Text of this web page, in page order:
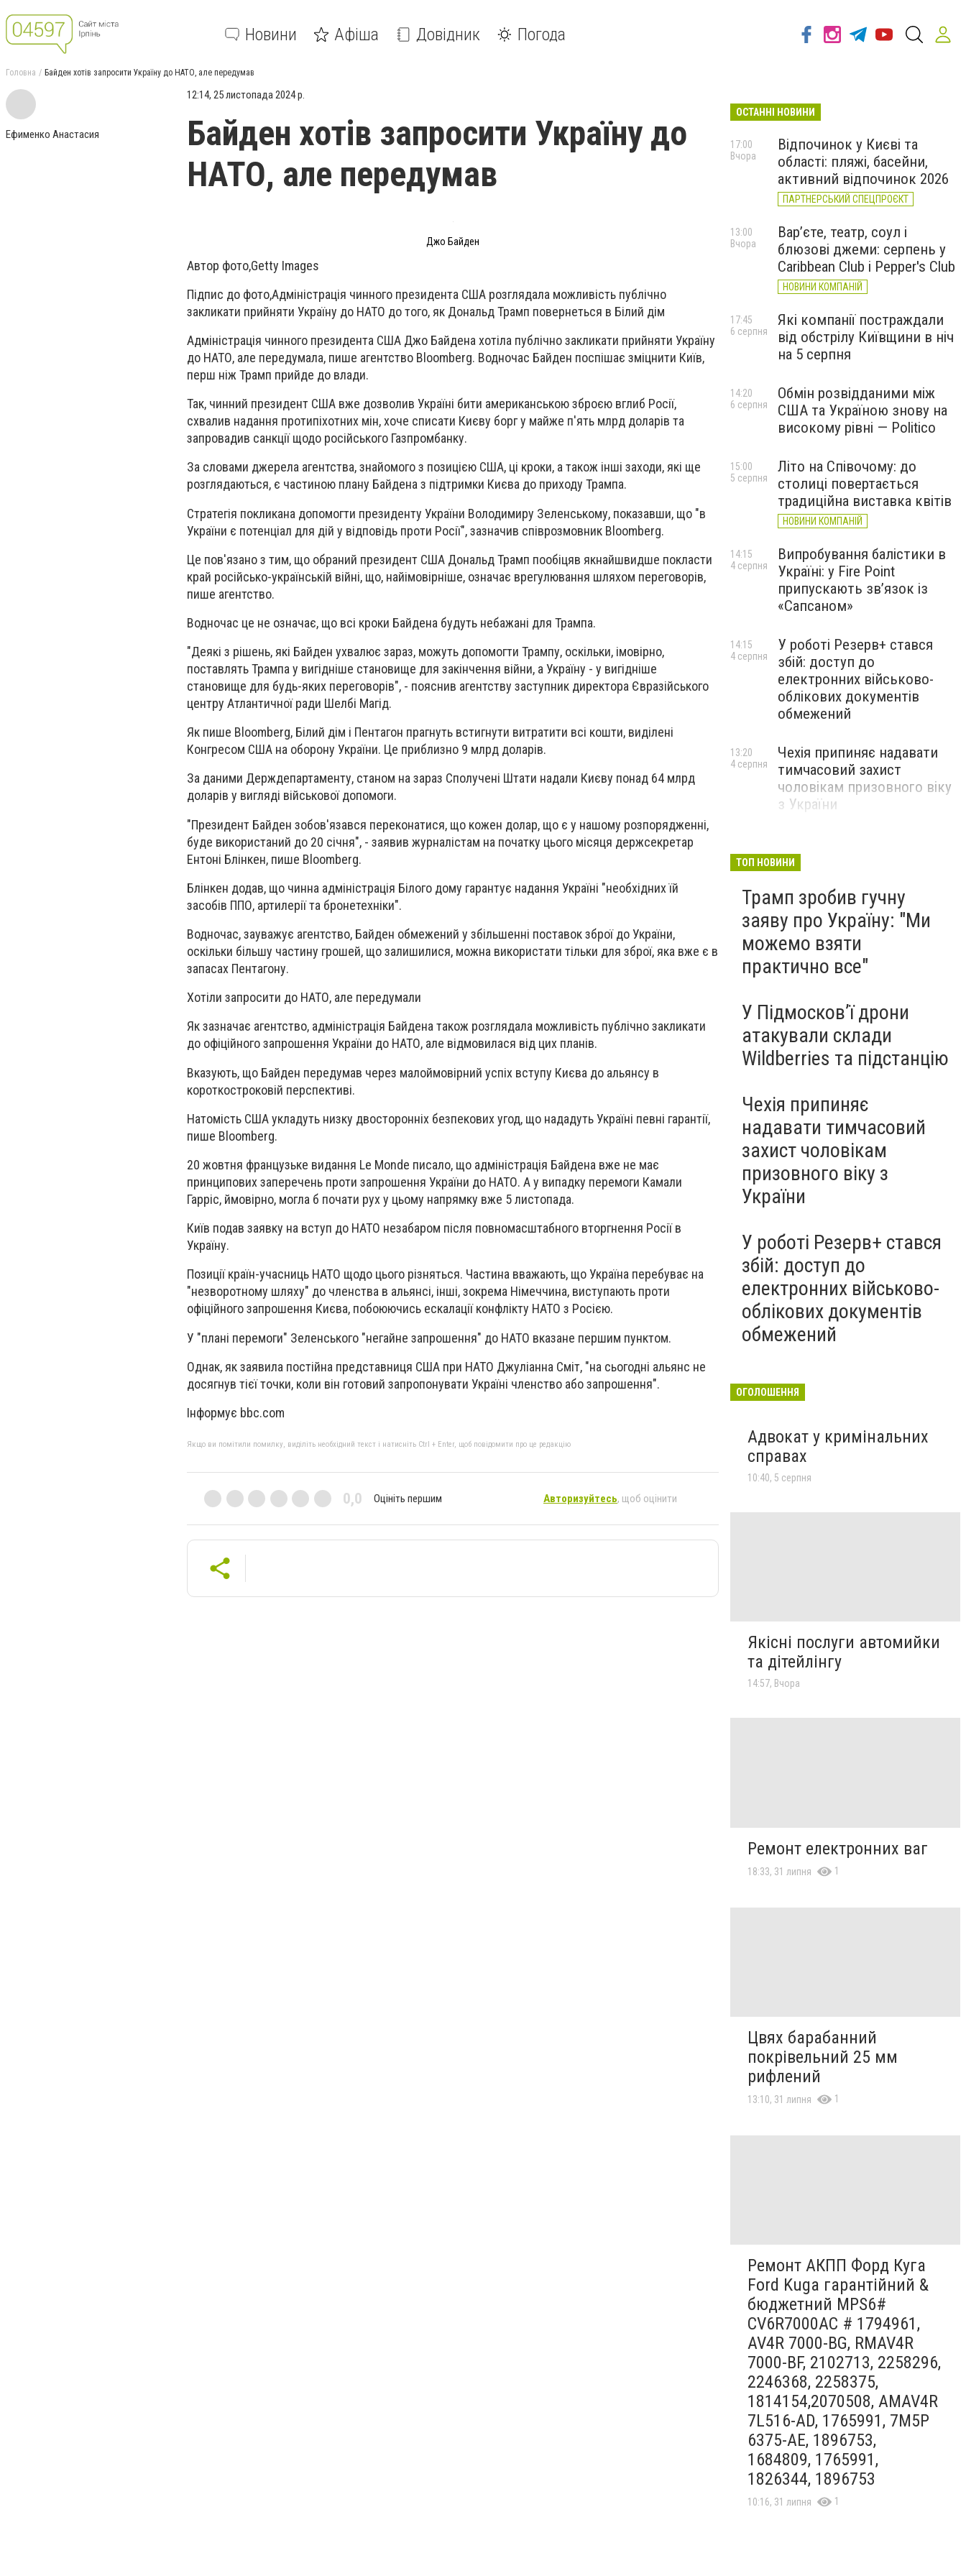
Новини Афіша Довідник Погода
Головна Байден хотів запросити Україну до НАТО, але передумав
Ефименко Анастасия
12:14, 25 листопада 2024 р.
Байден хотів запросити Україну до
НАТО, але передумав
Джо Байден
Автор фото,Getty Images
Підпис до фото,Адміністрація чинного президента США розглядала можливість публічно
закликати прийняти Україну до НАТО до того, як Дональд Трамп повернеться в Білий дім
Адміністрація чинного президента США Джо Байдена хотіла публічно закликати прийняти Україну
до НАТО, але передумала, пише агентство Bloomberg. Водночас Байден поспішає зміцнити Київ,
перш ніж Трамп прийде до влади.
Так, чинний президент США вже дозволив Україні бити американською зброєю вглиб Росії,
схвалив надання протипіхотних мін, хоче списати Києву борг у майже п'ять млрд доларів та
запровадив санкції щодо російського Газпромбанку.
За словами джерела агентства, знайомого з позицією США, ці кроки, а також інші заходи, які ще
розглядаються, є частиною плану Байдена з підтримки Києва до приходу Трампа.
Стратегія покликана допомогти президенту України Володимиру Зеленському, показавши, що "в
України є потенціал для дій у відповідь проти Росії", зазначив співрозмовник Bloomberg.
Це пов'язано з тим, що обраний президент США Дональд Трамп пообіцяв якнайшвидше покласти
край російсько-українській війні, що, найімовірніше, означає врегулювання шляхом переговорів,
пише агентство.
Водночас це не означає, що всі кроки Байдена будуть небажані для Трампа.
"Деякі з рішень, які Байден ухвалює зараз, можуть допомогти Трампу, оскільки, імовірно,
поставлять Трампа у вигідніше становище для закінчення війни, а Україну - у вигідніше
становище для будь-яких переговорів", - пояснив агентству заступник директора Євразійського
центру Атлантичної ради Шелбі Магід.
Як пише Bloomberg, Білий дім і Пентагон прагнуть встигнути витратити всі кошти, виділені
Конгресом США на оборону України. Це приблизно 9 млрд доларів.
За даними Держдепартаменту, станом на зараз Сполучені Штати надали Києву понад 64 млрд
доларів у вигляді військової допомоги.
"Президент Байден зобов'язався переконатися, що кожен долар, що є у нашому розпорядженні,
буде використаний до 20 січня", - заявив журналістам на початку цього місяця держсекретар
Ентоні Блінкен, пише Bloomberg.
Блінкен додав, що чинна адміністрація Білого дому гарантує надання Україні "необхідних їй
засобів ППО, артилерії та бронетехніки".
Водночас, зауважує агентство, Байден обмежений у збільшенні поставок зброї до України,
оскільки більшу частину грошей, що залишилися, можна використати тільки для зброї, яка вже є в
запасах Пентагону.
Хотіли запросити до НАТО, але передумали
Як зазначає агентство, адміністрація Байдена також розглядала можливість публічно закликати
до офіційного запрошення України до НАТО, але відмовилася від цих планів.
Вказують, що Байден передумав через малоймовірний успіх вступу Києва до альянсу в
короткостроковій перспективі.
Натомість США укладуть низку двосторонніх безпекових угод, що нададуть Україні певні гарантії,
пише Bloomberg.
20 жовтня французьке видання Le Monde писало, що адміністрація Байдена вже не має
принципових заперечень проти запрошення України до НАТО. А у випадку перемоги Камали
Гарріс, ймовірно, могла б почати рух у цьому напрямку вже 5 листопада.
Київ подав заявку на вступ до НАТО незабаром після повномасштабного вторгнення Росії в
Україну.
Позиції країн-учасниць НАТО щодо цього різняться. Частина вважають, що Україна перебуває на
"незворотному шляху" до членства в альянсі, інші, зокрема Німеччина, виступають проти
офіційного запрошення Києва, побоюючись ескалації конфлікту НАТО з Росією.
У "плані перемоги" Зеленського "негайне запрошення" до НАТО вказане першим пунктом.
Однак, як заявила постійна представниця США при НАТО Джуліанна Сміт, "на сьогодні альянс не
досягнув тієї точки, коли він готовий запропонувати Україні членство або запрошення".
Інформує bbc.com
Якщо ви помітили помилку, виділіть необхідний текст і натисніть Ctrl + Enter, щоб повідомити про це редакцію
0,0 Оцініть першим Авторизуйтесь, щоб оцінити
ОСТАННІ НОВИНИ
Відпочинок у Києві та
області: пляжі, басейни,
активний відпочинок 2026
ПАРТНЕРСЬКИЙ СПЕЦПРОЄКТ
17:00
Вчора
Вар’єте, театр, соул і
блюзові джеми: серпень у
Caribbean Club і Pepper's Club
НОВИНИ КОМПАНІЙ
13:00
Вчора
Які компанії постраждали
від обстрілу Київщини в ніч
на 5 серпня
17:45
6 серпня
Обмін розвідданими між
США та Україною знову на
високому рівні — Politico
14:20
6 серпня
Літо на Співочому: до
столиці повертається
традиційна виставка квітів
НОВИНИ КОМПАНІЙ
15:00
5 серпня
Випробування балістики в
Україні: у Fire Point
припускають зв’язок із
«Сапсаном»
14:15
4 серпня
У роботі Резерв+ стався
збій: доступ до
електронних військово-
облікових документів
обмежений
14:15
4 серпня
Чехія припиняє надавати
тимчасовий захист
чоловікам призовного віку
з України
13:20
4 серпня
ТОП НОВИНИ
Трамп зробив гучну
заяву про Україну: "Ми
можемо взяти
практично все"
У Підмосков’ї дрони
атакували склади
Wildberries та підстанцію
Чехія припиняє
надавати тимчасовий
захист чоловікам
призовного віку з
України
У роботі Резерв+ стався
збій: доступ до
електронних військово-
облікових документів
обмежений
ОГОЛОШЕННЯ
Адвокат у кримінальних
справах
10:40, 5 серпня
Якісні послуги автомийки
та дітейлінгу
14:57, Вчора
Ремонт електронних ваг
18:33, 31 липня 1
Цвях барабанний
покрівельний 25 мм
рифлений
13:10, 31 липня 1
Ремонт АКПП Форд Куга
Ford Kuga гарантійний &
бюджетний MPS6#
CV6R7000AC # 1794961,
AV4R 7000-BG, RMAV4R
7000-BF, 2102713, 2258296,
2246368, 2258375,
1814154,2070508, AMAV4R
7L516-AD, 1765991, 7M5P
6375-AE, 1896753,
1684809, 1765991,
1826344, 1896753
10:16, 31 липня 1